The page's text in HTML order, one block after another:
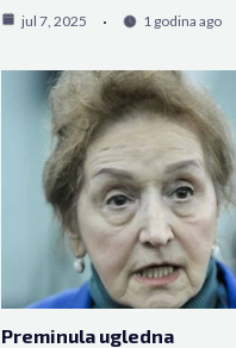
jul 7, 2025 1 godina ago
Preminula ugledna